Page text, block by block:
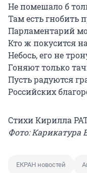
Не помешало б
Там есть гнобить
Парламентарий
Кто ж покусится
Небось, его не
Гоняют только
Пусть радуются
Российских
Стихи Кирилла
Фото: Карикатура
ЕКРАН новостей